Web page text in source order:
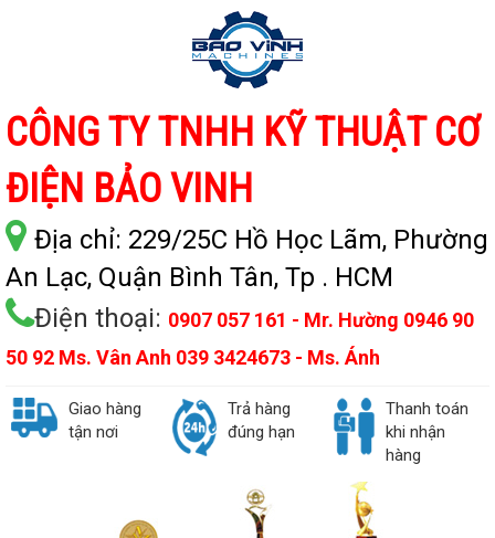
CÔNG TY TNHH KỸ THUẬT CƠ
ĐIỆN BẢO VINH
Địa chỉ: 229/25C Hồ Học Lãm, Phường
An Lạc, Quận Bình Tân, Tp . HCM
Điện thoại: 0907 057 161 - Mr. Hường 0946 90
50 92 Ms. Vân Anh 039 3424673 - Ms. Ánh
Giao hàng
tận nơi
Trả hàng
đúng hạn
Thanh toán
khi nhận
hàng